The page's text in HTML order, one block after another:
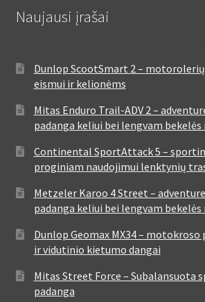
Naujausi įrašai
Dunlop ScootSmart 2 –
eismui ir kelionėms
Mitas Enduro Trail-ADV 2 –
padanga keliui bei lengvam
Continental SportAttack 5 –
proginiam naudojimui lenktynių
Metzeler Karoo 4 Street –
padanga keliui bei lengvam
Dunlop Geomax MX34 –
ir vidutinio kietumo dangai
Mitas Street Force – Subalansuota
padanga